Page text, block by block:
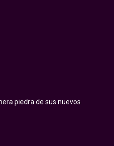
piedra de sus nuevos